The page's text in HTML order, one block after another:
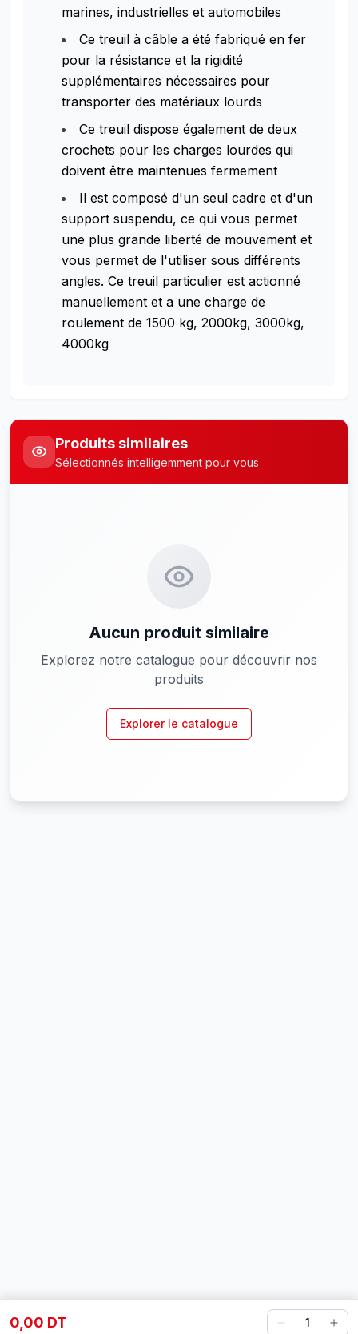
marines, industrielles et automobiles
Ce treuil à câble a été fabriqué en fer
pour la résistance et la rigidité
supplémentaires nécessaires pour
transporter des matériaux lourds
Ce treuil dispose également de deux
crochets pour les charges lourdes qui
doivent être maintenues fermement
Il est composé d'un seul cadre et d'un
support suspendu, ce qui vous permet
une plus grande liberté de mouvement et
vous permet de l'utiliser sous différents
angles. Ce treuil particulier est actionné
manuellement et a une charge de
roulement de 1500 kg, 2000kg, 3000kg,
4000kg
Produits similaires
Sélectionnés intelligemment pour vous
Aucun produit similaire
Explorez notre catalogue pour découvrir nos
produits
Explorer le catalogue
0,00 DT 1